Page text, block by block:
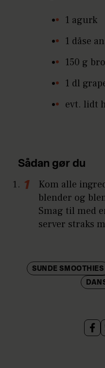
1 agurk
1 dåse
150 g
1 dl
evt. lidt
Sådan gør du
Kom alle
blender og
Smag til med
server straks
SUNDE SMOOTHIES